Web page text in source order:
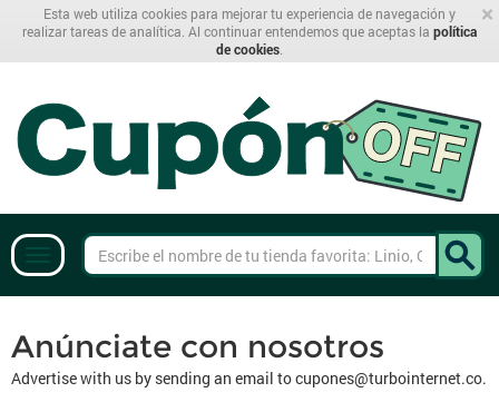
×
Esta web utiliza cookies para mejorar tu experiencia de navegación y
realizar tareas de analítica. Al continuar entendemos que aceptas la política
de cookies
Anúnciate con nosotros
Advertise with us by sending an email tocupones@turbointernet.co.